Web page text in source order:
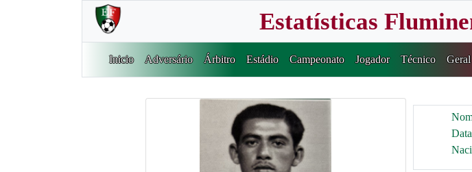
Estatísticas
Inicio Adversário Árbitro Estádio Campeonato Jogador Técnico Geral